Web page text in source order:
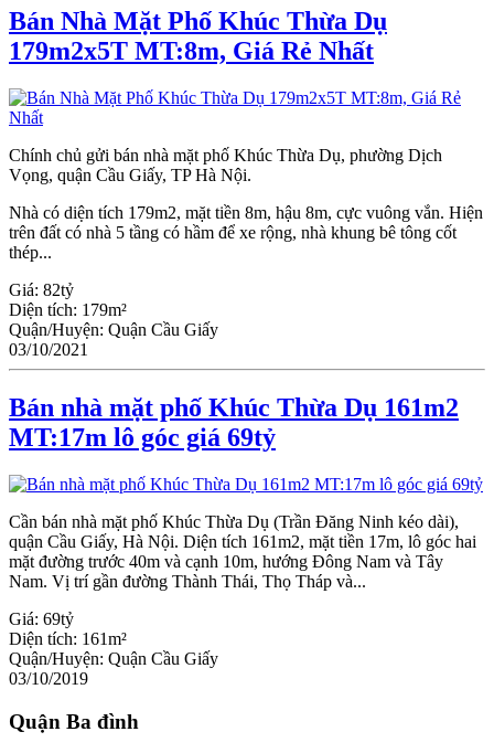
Bán Nhà Mặt Phố Khúc Thừa Dụ
179m2x5T MT:8m, Giá Rẻ Nhất
Chính chủ gửi bán nhà mặt phố Khúc Thừa Dụ, phường Dịch
Vọng, quận Cầu Giấy, TP Hà Nội.
Nhà có diện tích 179m2, mặt tiền 8m, hậu 8m, cực vuông vắn. Hiện
trên đất có nhà 5 tầng có hầm để xe rộng, nhà khung bê tông cốt
thép...
Giá: 82tỷ
Diện tích: 179m²
Quận/Huyện: Quận Cầu Giấy
03/10/2021
Bán nhà mặt phố Khúc Thừa Dụ 161m2
MT:17m lô góc giá 69tỷ
Cần bán nhà mặt phố Khúc Thừa Dụ (Trần Đăng Ninh kéo dài),
quận Cầu Giấy, Hà Nội. Diện tích 161m2, mặt tiền 17m, lô góc hai
mặt đường trước 40m và cạnh 10m, hướng Đông Nam và Tây
Nam. Vị trí gần đường Thành Thái, Thọ Tháp và...
Giá: 69tỷ
Diện tích: 161m²
Quận/Huyện: Quận Cầu Giấy
03/10/2019
Quận Ba đình